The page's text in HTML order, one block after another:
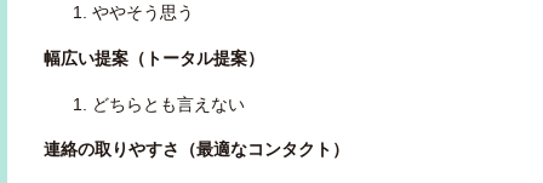
ややそう思う
幅広い提案（トータル提案）
どちらとも言えない
連絡の取りやすさ（最適なコンタクト）